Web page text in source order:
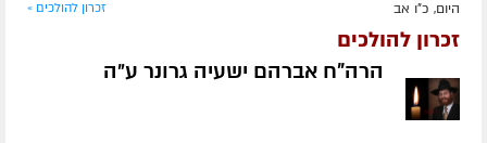
היום, כ"ו אב זכרון להולכים »
זכרון להולכים
הרה"ח אברהם ישעיה גרונר ע״ה